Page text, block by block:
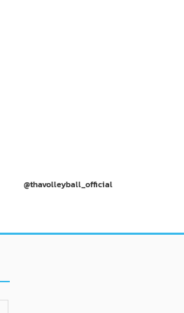
@thavolleyball_official